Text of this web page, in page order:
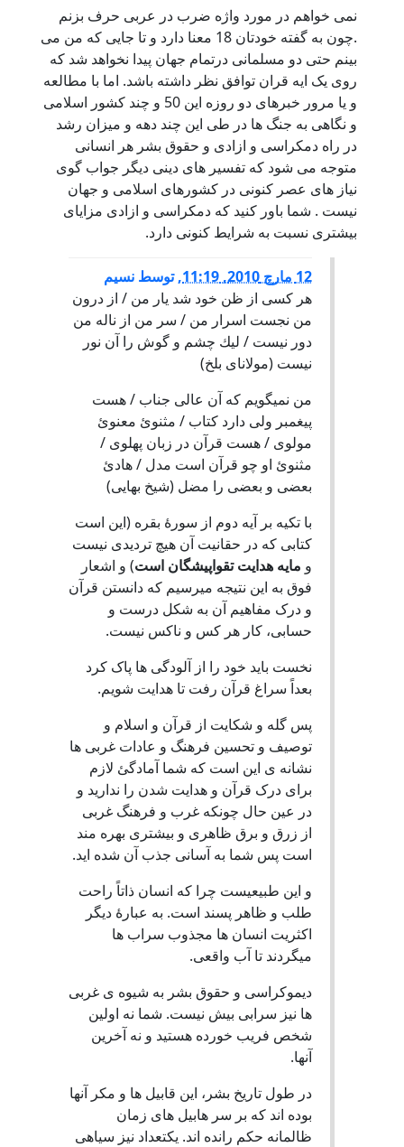
نمی خواهم در مورد واژه ضرب در عربی حرف بزنم
.چون به گفته خودتان 18 معنا دارد و تا جایی که من می
بینم حتی دو مسلمانی درتمام جهان پیدا نخواهد شد که
روی یک ایه قران توافق نظر داشته باشد. اما با مطالعه
و یا مرور خبرهای دو روزه این 50 و چند کشور اسلامی
و نگاهی به جنگ ها در طی این چند دهه و میزان رشد
در راه دمکراسی و ازادی و حقوق بشر هر انسانی
متوجه می شود که تفسیر های دینی دیگر جواب گوی
نیاز های عصر کنونی در کشورهای اسلامی و جهان
نیست . شما باور کنید که دمکراسی و ازادی مزایای
بیشتری نسبت به شرایط کنونی دارد.
12 مارچ 2010, 11:19 ,توسط نسیم
هر کسی از ظن خود شد یار من / از درون
من نجست اسرار من / سر من از ناله من
دور نيست / ليك چشم و گوش را آن نور
نيست (مولانای بلخ)
من نمیگویم که آن عالی جناب / هست
پیغمبر ولی دارد کتاب / مثنوئ معنوئ
مولوی / هست قرآن در زبان پهلوی /
مثنوئ او چو قرآن است مدل / هادئ
بعضی و بعضی را مضل (شیخ بهایی)
با تکیه بر آیه دوم از سورۀ بقره (اين است
كتابى كه در حقانيت آن هيچ ترديدى نيست
و مايه هدايت تقواپيشگان است) و اشعار
فوق به این نتیجه میرسیم که دانستن قرآن
و درک مفاهیم آن به شکل درست و
حسابی، کار هر کس و ناکس نیست.
نخست باید خود را از آلودگی ها پاک کرد
بعداً سراغ قرآن رفت تا هدایت شویم.
پس گله و شکایت از قرآن و اسلام و
توصیف و تحسین فرهنگ و عادات غربی ها
نشانه ی این است که شما آمادگئ لازم
برای درک قرآن و هدایت شدن را ندارید و
در عین حال چونکه غرب و فرهنگ غربی
از زرق و برق ظاهری و بیشتری بهره مند
است پس شما به آسانی جذب آن شده اید.
و این طبیعیست چرا که انسان ذاتاً راحت
طلب و ظاهر پسند است. به عبارۀ دیگر
اکثریت انسان ها مجذوب سراب ها
میگردند تا آب واقعی.
دیموکراسی و حقوق بشر به شیوه ی غربی
ها نیز سرابی بیش نیست. شما نه اولین
شخص فریب خورده هستید و نه آخرین
آنها.
در طول تاریخ بشر، این قابیل ها و مکر آنها
بوده اند که بر سر هابیل های زمان
ظالمانه حکم رانده اند. یکتعداد نیز سیاهی